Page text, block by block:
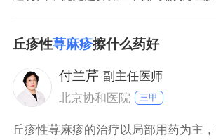
物干预 慢性荨麻疹常与食物（如海鲜
（花粉、尘螨）、感染（幽门螺杆菌）
力、冷热）相关，需通过日记记录发
规避。同时，规律作息、减少酒精摄入
丘疹性荨麻疹擦什么药好
付兰芹 副主任医师
北京协和医院
三甲
丘疹性荨麻疹的治疗以局部用药为主